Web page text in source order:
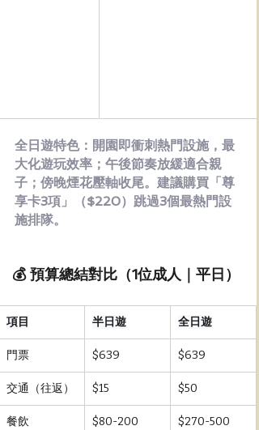
全日遊特色：開園即衝刺熱門設施，最
大化遊玩效率；午後節奏放緩適合親
子；傍晚煙花壓軸收尾。建議購買「尊
享卡3項」（$220）跳過3個最熱門設
施排隊。
💰 預算總結對比（1位成人｜平日）
項目 半日遊 全日遊
門票 $639 $639
交通（往返） $15 $50
餐飲 $80-200 $270-500